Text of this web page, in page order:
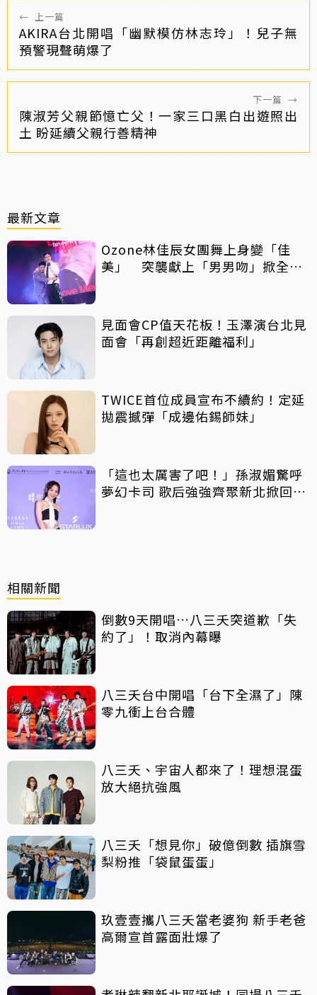
← 上一篇
AKIRA台北開唱「幽默模仿林志玲」！兒子無
預警現聲萌爆了
下一篇 →
陳淑芳父親節憶亡父！一家三口黑白出遊照出
土 盼延續父親行善精神
最新文章
Ozone林佳辰女團舞上身變「佳
美」 突襲獻上「男男吻」掀全場
見面會CP值天花板！玉澤演台北見
面會「再創超近距離福利」
TWICE首位成員宣布不續約！定延
拋震撼彈「成邊佑錫師妹」
「這也太厲害了吧！」孫淑媚驚呼
夢幻卡司 歌后強強齊聚新北掀回憶
相關新聞
倒數9天開唱…八三夭突道歉「失
約了」！取消內幕曝
八三夭台中開唱「台下全濕了」陳
零九衝上台合體
八三夭、宇宙人都來了！理想混蛋
放大絕抗強風
八三夭「想見你」破億倒數 插旗雪
梨粉推「袋鼠蛋蛋」
玖壹壹攜八三夭當老婆狗 新手老爸
高爾宣首露面壯爆了